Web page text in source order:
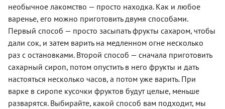
необычное лакомство — просто находка. Как и любое
варенье, его можно приготовить двумя способами.
Первый способ — просто засыпать фрукты сахаром, чтобы
дали сок, и затем варить на медленном огне несколько
раз с остановками. Второй способ — сначала приготовить
сахарный сироп, потом опустить в него фрукты и дать
настояться несколько часов, а потом уже варить. При
варке в сиропе кусочки фруктов будут целые, меньше
разварятся. Выбирайте, какой способ вам подходит, мы